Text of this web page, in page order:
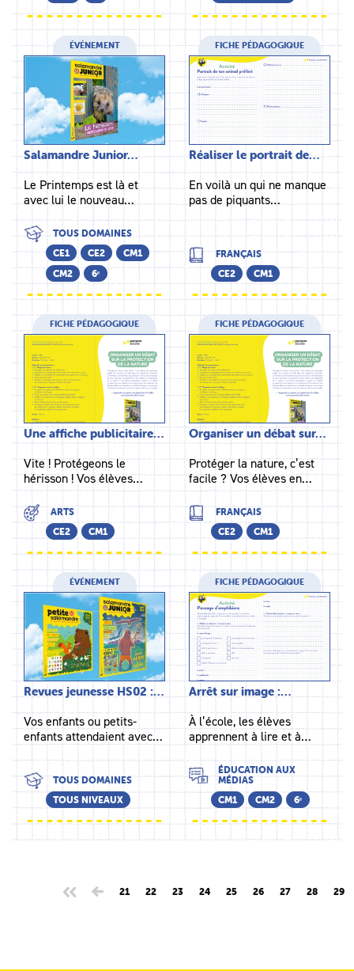
ÉVÉNEMENT
Salamandre Junior…
Le Printemps est là et
avec lui le nouveau…
TOUS DOMAINES
CE1
CE2
CM1
CM2
6ᵉ
FICHE PÉDAGOGIQUE
Réaliser le portrait de…
En voilà un qui ne manque
pas de piquants…
FRANÇAIS
CE2
CM1
FICHE PÉDAGOGIQUE
Une affiche publicitaire…
Vite ! Protégeons le
hérisson ! Vos élèves…
ARTS
CE2
CM1
FICHE PÉDAGOGIQUE
Organiser un débat sur…
Protéger la nature, c’est
facile ? Vos élèves en…
FRANÇAIS
CE2
CM1
ÉVÉNEMENT
Revues jeunesse HS02 :…
Vos enfants ou petits-
enfants attendaient avec…
TOUS DOMAINES
TOUS NIVEAUX
FICHE PÉDAGOGIQUE
Arrêt sur image :…
À l’école, les élèves
apprennent à lire et à…
ÉDUCATION AUX
MÉDIAS
CM1
CM2 6ᵉ
21 22 23 24 25 26 27 28 29